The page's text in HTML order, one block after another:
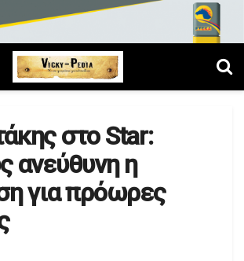
στο Star:
ανεύθυνη η
για πρόωρες